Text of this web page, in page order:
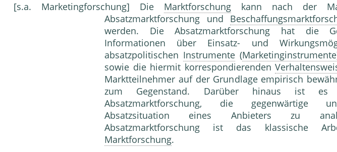
[s.a. Marketingforschung] Die Marktforschung kann nach der
Absatzmarktforschung und
werden. Die Absatzmarktforschung hat die
Informationen über Einsatz- und
absatzpolitischen Instrumente(Marketinginstrumente
sowie die hiermit korrespondierenden
Marktteilnehmer auf der Grundlage empirisch
zum Gegenstand. Darüber hinaus ist es
Absatzmarktforschung, die gegenwärtige
Absatzsituation eines Anbieters zu
Absatzmarktforschung ist das klassische
Marktforschung.